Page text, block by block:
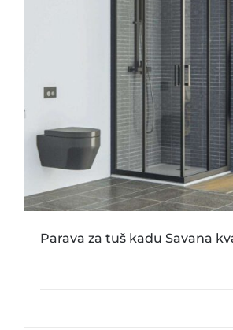
Parava za tuš kadu Savana